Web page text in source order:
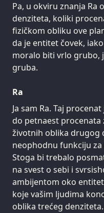
Pa, u okviru znanja Ra
denziteta, koliki
fizičkom obliku ove
da je entitet čovek,
moralo biti vrlo grubo,
gruba.
Ra
Ja sam Ra. Taj
do petnaest
životnih oblika drugog
neophodnu funkciju
Stoga bi trebalo
na svest o sebi i
ambijentom oko
koje vašim ljudima
oblika trećeg denziteta.